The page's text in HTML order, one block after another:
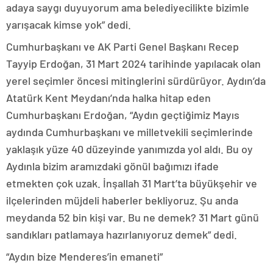
adaya saygı duyuyorum ama belediyecilikte bizimle
yarışacak kimse yok” dedi.
Cumhurbaşkanı ve AK Parti Genel Başkanı Recep
Tayyip Erdoğan, 31 Mart 2024 tarihinde yapılacak olan
yerel seçimler öncesi mitinglerini sürdürüyor. Aydın’da
Atatürk Kent Meydanı’nda halka hitap eden
Cumhurbaşkanı Erdoğan, “Aydın geçtiğimiz Mayıs
aydında Cumhurbaşkanı ve milletvekili seçimlerinde
yaklaşık yüze 40 düzeyinde yanımızda yol aldı. Bu oy
Aydınla bizim aramızdaki gönül bağımızı ifade
etmekten çok uzak. İnşallah 31 Mart’ta büyükşehir ve
ilçelerinden müjdeli haberler bekliyoruz. Şu anda
meydanda 52 bin kişi var. Bu ne demek? 31 Mart günü
sandıkları patlamaya hazırlanıyoruz demek” dedi.
“Aydın bize Menderes’in emaneti”